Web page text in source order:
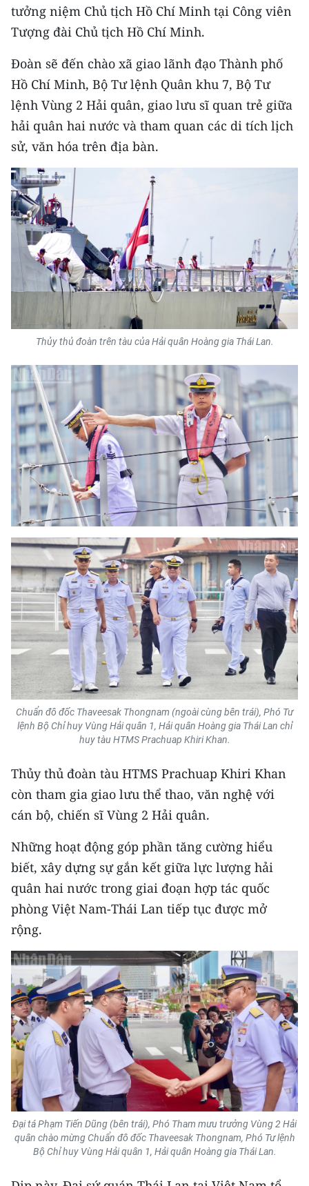
Media Thế giới
Media Giáo dục
Media Y tế
Media Khoa học - Công nghệ
Media Môi trường
Ảnh
Infographic
TIN MỚI
TIN ĐỊA PHƯƠNG
Trung du và miền núi phía Bắc
Đồng bằng sông Hồng
Bắc Trung Bộ
Duyên hải Nam Trung Bộ và Tây
Nguyên
Đông Nam Bộ
Đồng bằng sông Cửu Long
Chuyên trang Hà Nội
Chuyên trang TP. Hồ Chí Minh
CHUYÊN ĐỀ
CÁC CHUYÊN TRANG
VỀ BÁO NHÂN DÂN
THỜI NAY
NHÂN DÂN CUỐI TUẦN
NHÂN DÂN HẰNG THÁNG
MUA BÁO
ĐỌC BÁO IN
ENGLISH
中文
FRANÇAIS
РУССКИЙ
ESPAÑOL
한국어
tưởng niệm Chủ tịch Hồ Chí Minh tại Công viên
Tượng đài Chủ tịch Hồ Chí Minh.
Đoàn sẽ đến chào xã giao lãnh đạo Thành phố
Hồ Chí Minh, Bộ Tư lệnh Quân khu 7, Bộ Tư
lệnh Vùng 2 Hải quân, giao lưu sĩ quan trẻ giữa
hải quân hai nước và tham quan các di tích lịch
sử, văn hóa trên địa bàn.
Thủy thủ đoàn trên tàu của Hải quân Hoàng gia Thái Lan.
Chuẩn đô đốc Thaveesak Thongnam (ngoài cùng bên trái), Phó Tư
lệnh Bộ Chỉ huy Vùng Hải quân 1, Hải quân Hoàng gia Thái Lan chỉ
huy tàu HTMS Prachuap Khiri Khan.
Thủy thủ đoàn tàu HTMS Prachuap Khiri Khan
còn tham gia giao lưu thể thao, văn nghệ với
cán bộ, chiến sĩ Vùng 2 Hải quân.
Những hoạt động góp phần tăng cường hiểu
biết, xây dựng sự gắn kết giữa lực lượng hải
quân hai nước trong giai đoạn hợp tác quốc
phòng Việt Nam-Thái Lan tiếp tục được mở
rộng.
Đại tá Phạm Tiến Dũng (bên trái), Phó Tham mưu trưởng Vùng 2 Hải
quân chào mừng Chuẩn đô đốc Thaveesak Thongnam, Phó Tư lệnh
Bộ Chỉ huy Vùng Hải quân 1, Hải quân Hoàng gia Thái Lan .